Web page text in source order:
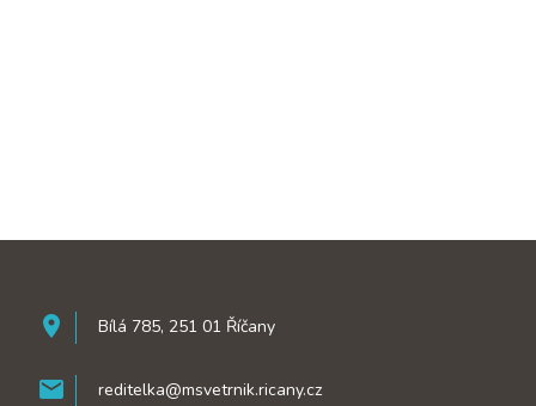
room Bílá 785, 251 01 Říčany
mail reditelka@msvetrnik.ricany.cz